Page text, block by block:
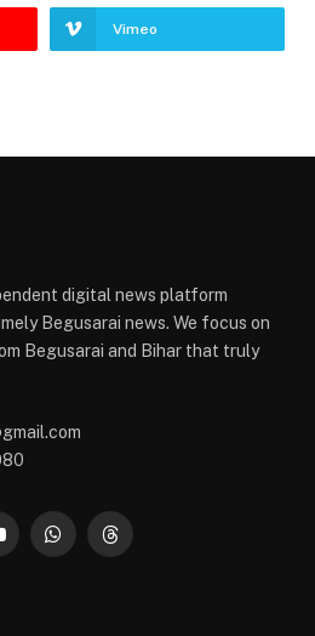
Vimeo
digital news platform
Begusarai news. We focus on
Begusarai and Bihar that truly
WhatsAppThreads